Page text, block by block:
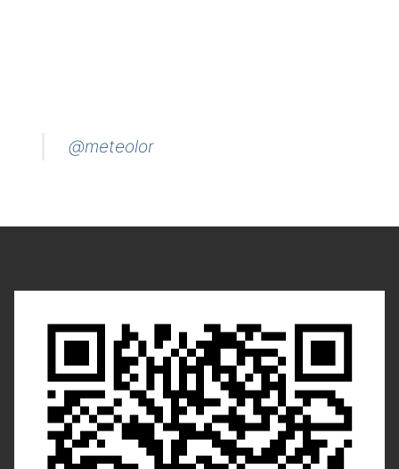
@meteolor